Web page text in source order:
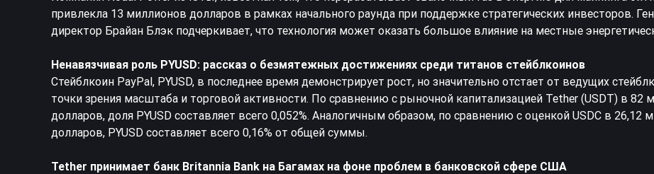
привлекла 13 миллионов долларов в рамках начального раунда при поддержке стратегических инвесторов.
директор Брайан Блэк подчеркивает, что технология может оказать большое влияние на местные
Ненавязчивая роль PYUSD: рассказ о безмятежных достижениях среди титанов стейблкоинов
Стейблкоин PayPal, PYUSD, в последнее время демонстрирует рост, но значительно отстает от ведущих
точки зрения масштаба и торговой активности. По сравнению с рыночной капитализацией Tether (USDT) в 82
долларов, доля PYUSD составляет всего 0,052%. Аналогичным образом, по сравнению с оценкой USDC в 26,12
долларов, PYUSD составляет всего 0,16% от общей суммы.
Tether принимает банк Britannia Bank на Багамах на фоне проблем в банковской сфере США